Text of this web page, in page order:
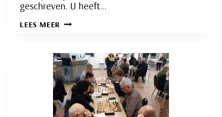
geschreven. U heeft…
LEES MEER MET
EEN
UITEENZETTING
VAN
HET
RSB
2
SEIZOEN